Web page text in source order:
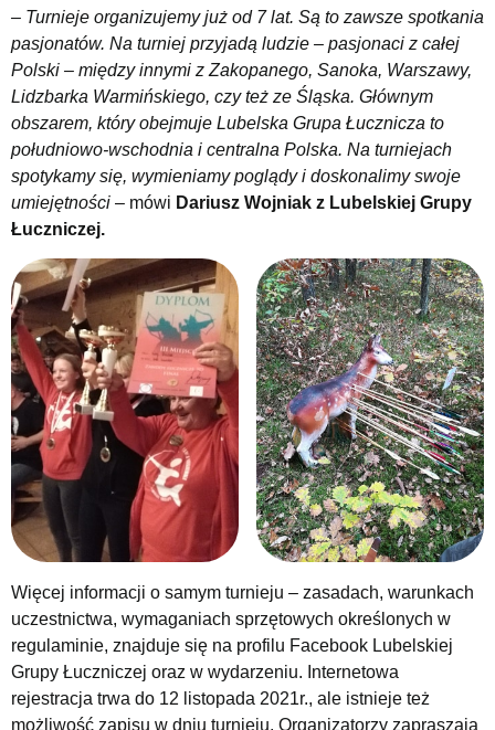
– Turnieje organizujemy już od 7 lat. Są to zawsze spotkania
pasjonatów. Na turniej przyjadą ludzie – pasjonaci z całej
Polski – między innymi z Zakopanego, Sanoka, Warszawy,
Lidzbarka Warmińskiego, czy też ze Śląska. Głównym
obszarem, który obejmuje Lubelska Grupa Łucznicza to
południowo-wschodnia i centralna Polska. Na turniejach
spotykamy się, wymieniamy poglądy i doskonalimy swoje
umiejętności – mówi Dariusz Wojniak z Lubelskiej Grupy
Łuczniczej.
Więcej informacji o samym turnieju – zasadach, warunkach
uczestnictwa, wymaganiach sprzętowych określonych w
regulaminie, znajduje się na profilu Facebook Lubelskiej
Grupy Łuczniczej oraz w wydarzeniu. Internetowa
rejestracja trwa do 12 listopada 2021r., ale istnieje też
możliwość zapisu w dniu turnieju. Organizatorzy zapraszają